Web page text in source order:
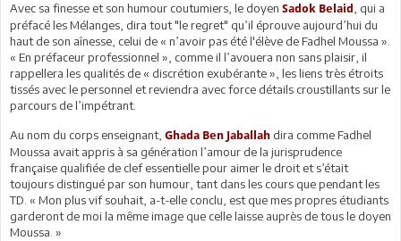
Avec sa finesse et son humour coutumiers, le doyen Sadok Belaid
, qui a
préfacé les Mélanges, dira tout "le regret" qu’il éprouve aujourd’hui du
haut de son aînesse, celui de « n’avoir pas été l'élève de Fadhel Moussa ».
« En préfaceur professionnel », comme il l’avouera non sans plaisir, il
rappellera les qualités de « discrétion exubérante », les liens très étroits
tissés avec le personnel et reviendra avec force détails croustillants sur le
parcours de l’impétrant.
Au nom du corps enseignant, Ghada Ben Jaballah dira comme Fadhel
Moussa avait appris à sa génération l’amour de la jurisprudence
française qualifiée de clef essentielle pour aimer le droit et s’était
toujours distingué par son humour, tant dans les cours que pendant les
TD. « Mon plus vif souhait, a-t-elle conclu, est que mes propres étudiants
garderont de moi la même image que celle laisse auprès de tous le doyen
Moussa. »